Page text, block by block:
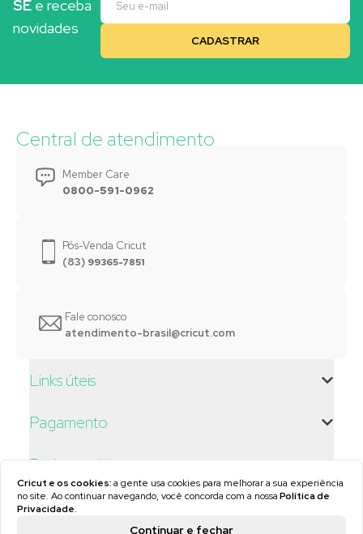
Cricut e os cookies:a gente usa cookies para melhorar a sua experiência
no site. Ao continuar navegando, você concorda com a nossaPolítica de
Privacidade.
Continuar e fechar
SE e receba
novidades
Central de atendimento
Member Care
0800-591-0962
Pós-Venda Cricut
(83) 99365-7851
Fale conosco
atendimento-brasil@cricut.com
Links úteis
Pagamento
Redes sociais
Licenças e direitos autorais